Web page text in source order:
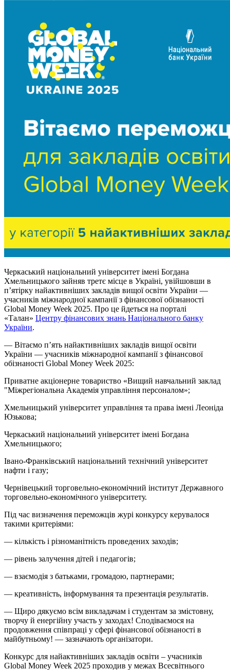
Черкаський національний університет імені Богдана
Хмельницького зайняв третє місце в Україні, увійшовши в
п’ятірку найактивніших закладів вищої освіти України —
учасників міжнародної кампанії з фінансової обізнаності
Global Money Week 2025. Про це йдеться на порталі
«Талан» Центру фінансових знань Національного банку
України.
— Вітаємо п’ять найактивніших закладів вищої освіти
України — учасників міжнародної кампанії з фінансової
обізнаності Global Money Week 2025:
Приватне акціонерне товариство «Вищий навчальний заклад
"Міжрегіональна Академія управління персоналом»;
Хмельницький університет управління та права імені Леоніда
Юзькова;
Черкаський національний університет імені Богдана
Хмельницького;
Івано-Франківський національний технічний університет
нафти і газу;
Чернівецький торговельно-економічний інститут Державного
торговельно-економічного університету.
Під час визначення переможців журі конкурсу керувалося
такими критеріями:
— кількість і різноманітність проведених заходів;
— рівень залучення дітей і педагогів;
— взаємодія з батьками, громадою, партнерами;
— креативність, інформування та презентація результатів.
— Щиро дякуємо всім викладачам і студентам за змістовну,
творчу й енергійну участь у заходах! Сподіваємося на
продовження співпраці у сфері фінансової обізнаності в
майбутньому! — зазначають організатори.
Конкурс для найактивніших закладів освіти – учасників
Global Money Week 2025 проходив у межах Всесвітнього